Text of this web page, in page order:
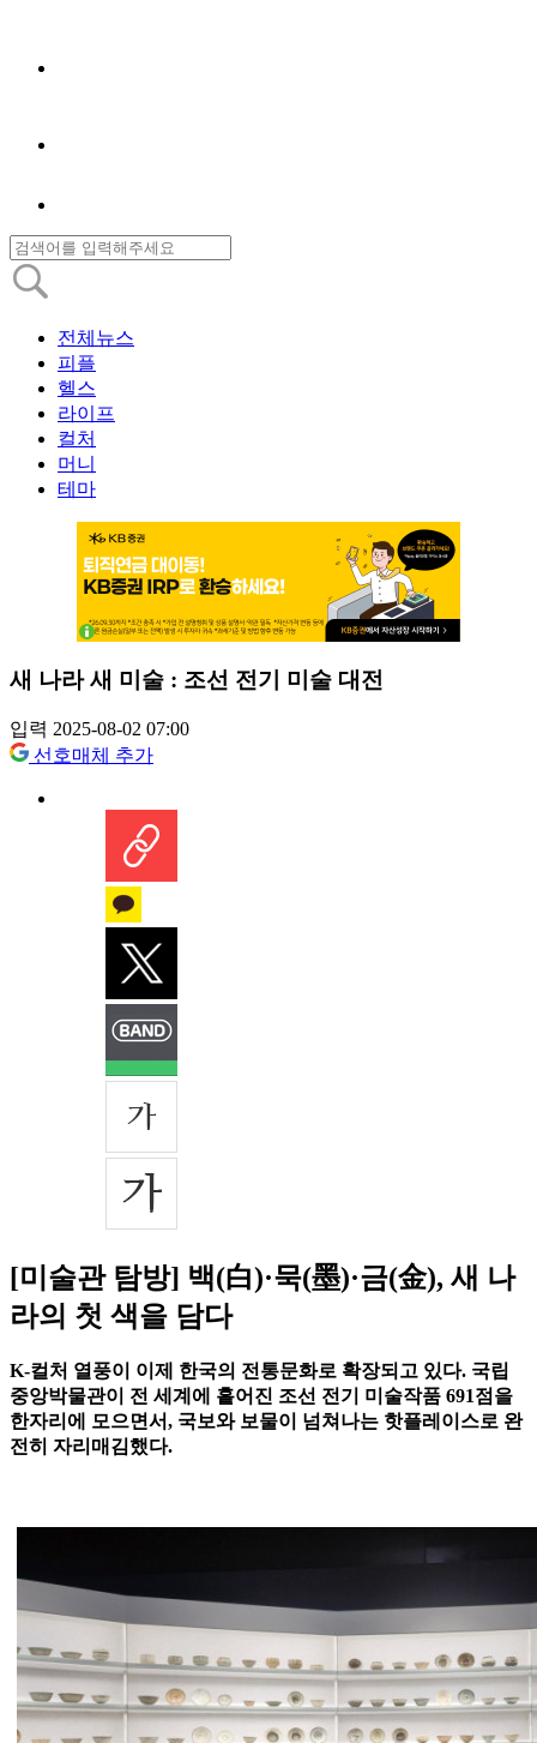
전체뉴스
피플
헬스
라이프
컬처
머니
테마
새 나라 새 미술 : 조선 전기 미술 대전
입력 2025-08-02 07:00
선호매체 추가
[미술관 탐방] 백(白)·묵(墨)·금(金), 새 나
라의 첫 색을 담다
K-컬처 열풍이 이제 한국의 전통문화로 확장되고 있다. 국립
중앙박물관이 전 세계에 흩어진 조선 전기 미술작품 691점을
한자리에 모으면서, 국보와 보물이 넘쳐나는 핫플레이스로 완
전히 자리매김했다.